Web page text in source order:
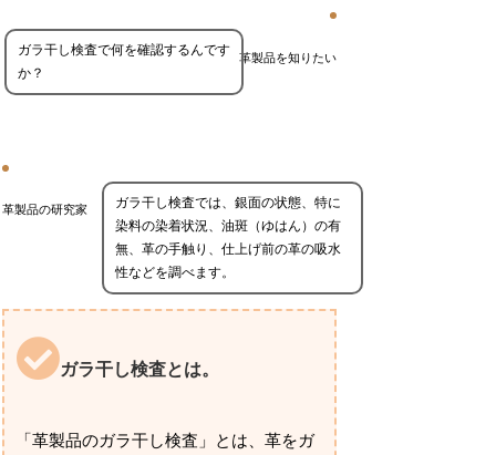
革製品を知りたい
ガラ干し検査で何を確認するんです
か？
革製品の研究家
ガラ干し検査では、銀面の状態、特に
染料の染着状況、油斑（ゆはん）の有
無、革の手触り、仕上げ前の革の吸水
性などを調べます。
ガラ干し検査とは。
「革製品のガラ干し検査」とは、革をガ